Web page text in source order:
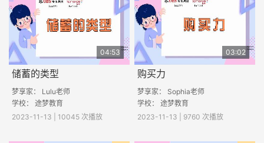
04:53
储蓄的类型
梦享家： Lulu老师
学校： 途梦教育
2023-11-13 | 10045 次播放
03:02
购买力
梦享家： Sophia老师
学校： 途梦教育
2023-11-13 | 9760 次播放